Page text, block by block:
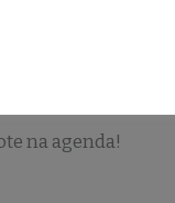
acesse o site
na agenda!